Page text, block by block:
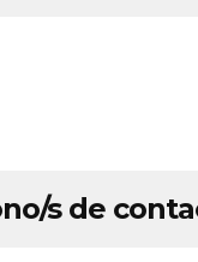
s de